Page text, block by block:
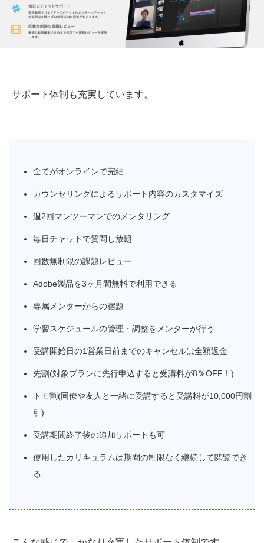
サポート体制も充実しています。
全てがオンラインで完結
カウンセリングによるサポート内容のカスタマイズ
週2回マンツーマンでのメンタリング
毎日チャットで質問し放題
回数無制限の課題レビュー
Adobe製品を3ヶ月間無料で利用できる
専属メンターからの宿題
学習スケジュールの管理・調整をメンターが行う
受講開始日の1営業日前までのキャンセルは全額返金
先割(対象プランに先行申込すると受講料が8％OFF！)
トモ割(同僚や友人と一緒に受講すると受講料が10,000円割
引)
受講期間終了後の追加サポートも可
使用したカリキュラムは期間の制限なく継続して閲覧でき
る